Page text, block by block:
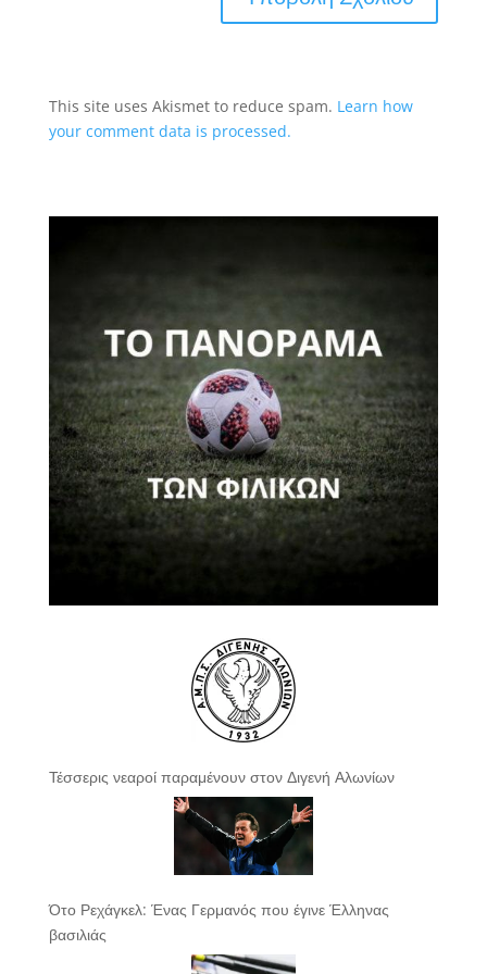
This site uses Akismet to reduce spam. Learn how
your comment data is processed.
Τέσσερις νεαροί παραμένουν στον Διγενή Αλωνίων
Ότο Ρεχάγκελ: Ένας Γερμανός που έγινε Έλληνας
βασιλιάς